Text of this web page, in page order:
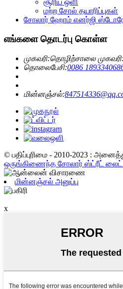
சூரிய ஒளி
மற்ற சோல் தயாரிப்புகள்
சோலார் ஹோம் எனர்ஜி
எங்களை தொடர்பு கொள்ள
முகவரி:தொழிற்சாலை
தொலைபேசி:0086
மின்னஞ்சல்:
© பதிப்புரிமை - 2010-2023 :
ஒருங்கிணைந்த சோலார் ஸ்ட்ரீட் லைட்
மின்னஞ்சல் அனுப்பு
x